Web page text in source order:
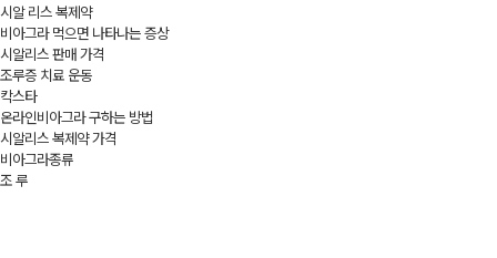
시알 리스 복제약
비아그라 먹으면 나타나는 증상
시알리스 판매 가격
조루증 치료 운동
칵스타
온라인비아그라 구하는 방법
시알리스 복제약 가격
비아그라종류
조 루